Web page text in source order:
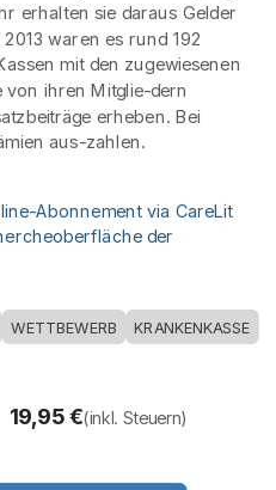
erhalten sie daraus Gelder
waren es rund 192
mit den zugewiesenen
von ihren Mitglie-dern
erheben. Bei
aus-zahlen.
Abonnement via CareLit
der
WETTBEWERB
KRANKENKASSE
19,95€(inkl. Steuern)